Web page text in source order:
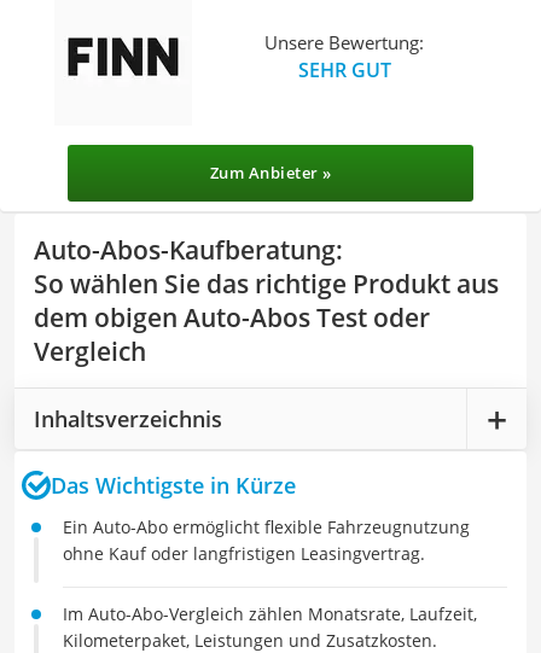
Unsere Bewertung:
SEHR GUT
Zum Anbieter »
Auto-Abos-Kaufberatung:
So wählen Sie das richtige Produkt aus
dem obigen Auto-Abos Test oder
Vergleich
Inhaltsverzeichnis
Das Wichtigste in Kürze
Ein Auto-Abo ermöglicht flexible Fahrzeugnutzung
ohne Kauf oder langfristigen Leasingvertrag.
Im Auto-Abo-Vergleich zählen Monatsrate, Laufzeit,
Kilometerpaket, Leistungen und Zusatzkosten.